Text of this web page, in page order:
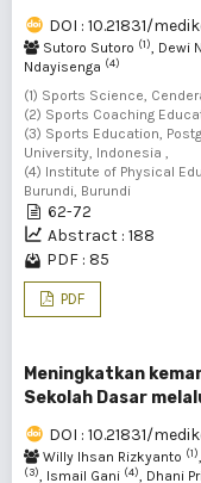
DOI : 10.21831/
Sutoro Sutoro (1), Dewi
Ndayisenga (4)
(1) Sports Science,
(2) Sports Coaching
(3) Sports Education,
University, Indonesia ,
(4) Institute of Physical
Burundi, Burundi
62-72
Abstract : 188
PDF : 85
PDF
Meningkatkan
Sekolah Dasar
DOI : 10.21831/
Willy Ihsan Rizkyanto (1)
(3), Ismail Gani (4), Dhani